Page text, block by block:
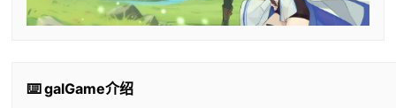
⌨️ galGame介绍